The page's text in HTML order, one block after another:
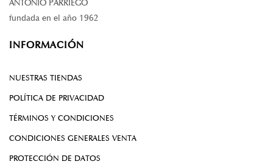
ANTONIO PARRIEGO
fundada en el año 1962
INFORMACIÓN
NUESTRAS TIENDAS
POLÍTICA DE PRIVACIDAD
TÉRMINOS Y CONDICIONES
CONDICIONES GENERALES VENTA
PROTECCIÓN DE DATOS